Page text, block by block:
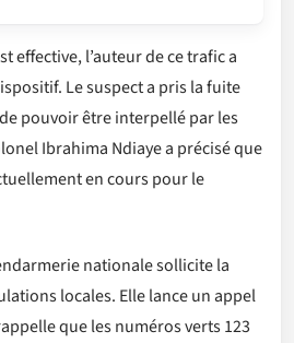
effective, l’auteur de ce trafic a
Le suspect a pris la fuite
pouvoir être interpellé par les
Ibrahima Ndiaye a précisé que
en cours pour le
nationale sollicite la
locales. Elle lance un appel
que les numéros verts 123